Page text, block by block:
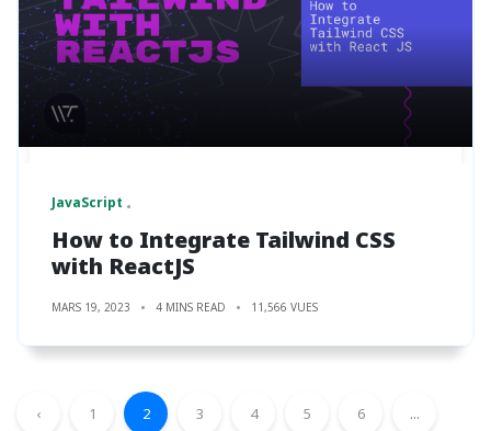
JavaScript
How to Integrate Tailwind CSS
with ReactJS
MARS 19, 2023 4 MINS READ 11,566 VUES
‹ 1 2 3 4 5 6 ...